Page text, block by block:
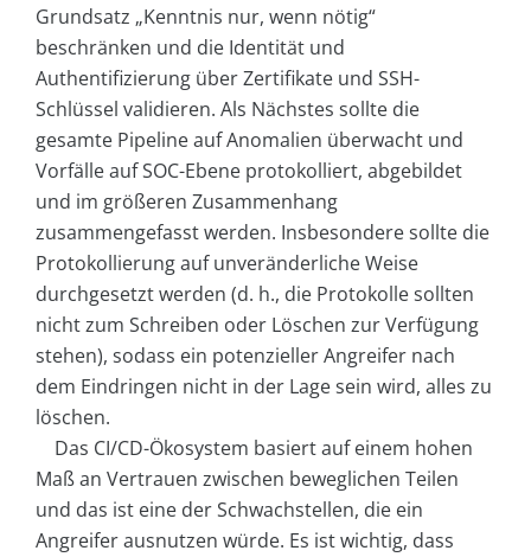
Grundsatz „Kenntnis nur, wenn nötig“
beschränken und die Identität und
Authentifizierung über Zertifikate und SSH-
Schlüssel validieren. Als Nächstes sollte die
gesamte Pipeline auf Anomalien überwacht und
Vorfälle auf SOC-Ebene protokolliert, abgebildet
und im größeren Zusammenhang
zusammengefasst werden. Insbesondere sollte die
Protokollierung auf unveränderliche Weise
durchgesetzt werden (d. h., die Protokolle sollten
nicht zum Schreiben oder Löschen zur Verfügung
stehen), sodass ein potenzieller Angreifer nach
dem Eindringen nicht in der Lage sein wird, alles zu
löschen.
Das CI/CD-Ökosystem basiert auf einem hohen
Maß an Vertrauen zwischen beweglichen Teilen
und das ist eine der Schwachstellen, die ein
Angreifer ausnutzen würde. Es ist wichtig, dass